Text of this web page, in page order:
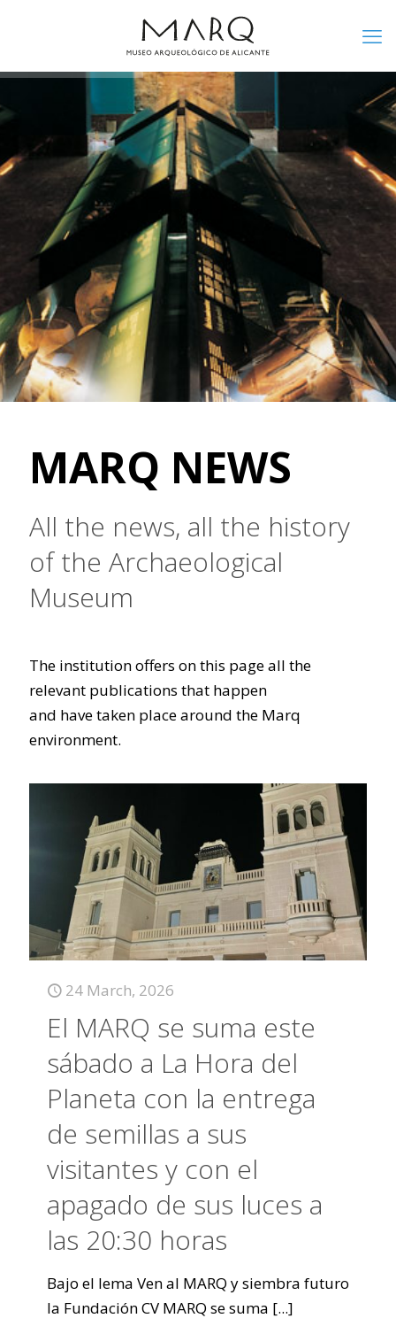
MARQ NEWS
All the news, all the history
of the Archaeological
Museum
The institution offers on this page all the
relevant publications that happen
and have taken place around the Marq
environment.
24 March, 2026
El MARQ se suma este
sábado a La Hora del
Planeta con la entrega
de semillas a sus
visitantes y con el
apagado de sus luces a
las 20:30 horas
Bajo el lema Ven al MARQ y siembra futuro
la Fundación CV MARQ se suma [...]